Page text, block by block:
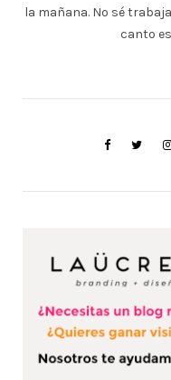
la mañana. No sé
canto